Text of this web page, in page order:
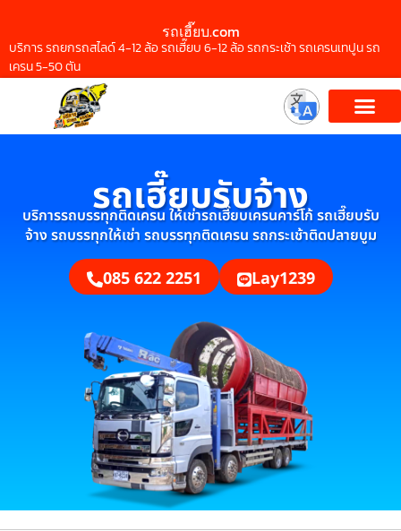
รถเฮี๊ยบ.com
บริการ รถยกรถสไลด์ 4-12 ล้อ รถเฮี๊ยบ 6-12 ล้อ รถกระเช้า รถเครนเทปูน รถ
เครน 5-50 ตัน
รถเฮี๊ยบรับจ้าง
บริการรถบรรทุกติดเครน ให้เช่ารถเฮี๊ยบเครนคาร์โก้ รถเฮี๊ยบรับ
จ้าง รถบรรทุกให้เช่า รถบรรทุกติดเครน รถกระเช้าติดปลายบูม
085 622 2251 Lay1239